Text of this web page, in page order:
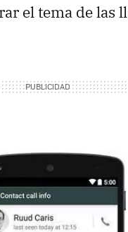
el tema de las